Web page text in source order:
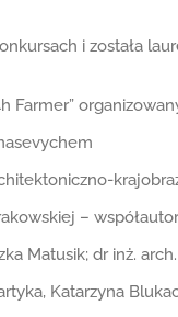
i została
Farmer”
–
Matusik; dr inż.
Katarzyna